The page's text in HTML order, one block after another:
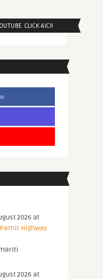
CLICK AICI!
2026 at
Highway.
2026 at